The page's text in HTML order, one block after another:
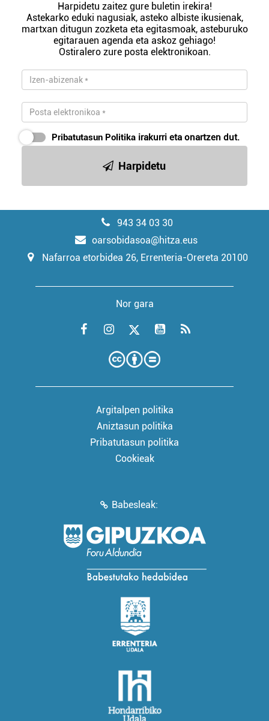
Harpidetu zaitez gure buletin irekira!
Astekarko eduki nagusiak, asteko albiste ikusienak,
martxan ditugun zozketa eta egitasmoak, asteburuko
egitarauen agenda eta askoz gehiago!
Ostiralero zure posta elektronikoan.
Pribatutasun Politika irakurri eta onartzen dut.
Harpidetu
943 34 03 30
oarsobidasoa@hitza.eus
Nafarroa etorbidea 26, Errenteria-Orereta 20100
Nor gara
Argitalpen politika
Aniztasun politika
Pribatutasun politika
Cookieak
Babesleak: